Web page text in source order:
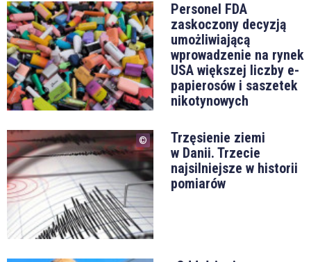
Personel FDA
zaskoczony decyzją
umożliwiającą
wprowadzenie na rynek
USA większej liczby e-
papierosów i saszetek
nikotynowych
Trzęsienie ziemi
w Danii. Trzecie
najsilniejsze w historii
pomiarów